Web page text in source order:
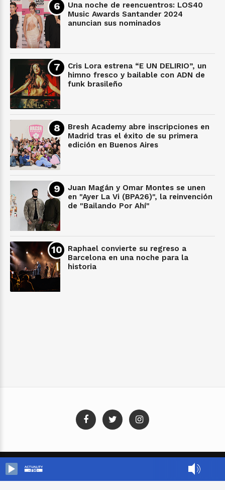
Una noche de reencuentros: LOS40
Music Awards Santander 2024
anuncian sus nominados
Cris Lora estrena “E UN DELIRIO”, un
himno fresco y bailable con ADN de
funk brasileño
Bresh Academy abre inscripciones en
Madrid tras el éxito de su primera
edición en Buenos Aires
Juan Magán y Omar Montes se unen
en "Ayer La Vi (BPA26)", la reinvención
de "Bailando Por Ahí"
Raphael convierte su regreso a
Barcelona en una noche para la
historia
Templatezy